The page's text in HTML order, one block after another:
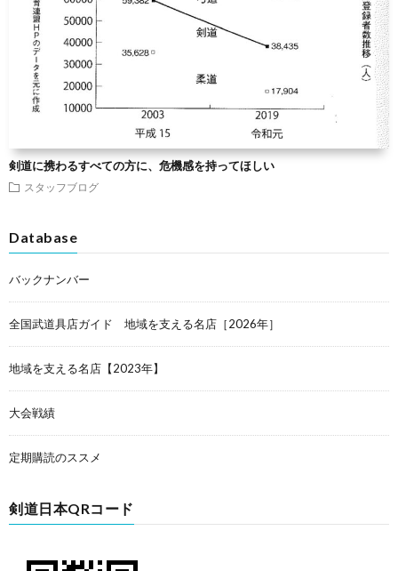
剣道に携わるすべての方に、危機感を持ってほしい
スタッフブログ
Database
バックナンバー
全国武道具店ガイド 地域を支える名店［2026年］
地域を支える名店【2023年】
大会戦績
定期購読のススメ
剣道日本QRコード